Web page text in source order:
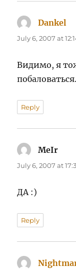
Dankel
July 6, 2007 at
Видимо, я
побаловаться.
Reply
MeIr
July 6, 2007 at
ДА :)
Reply